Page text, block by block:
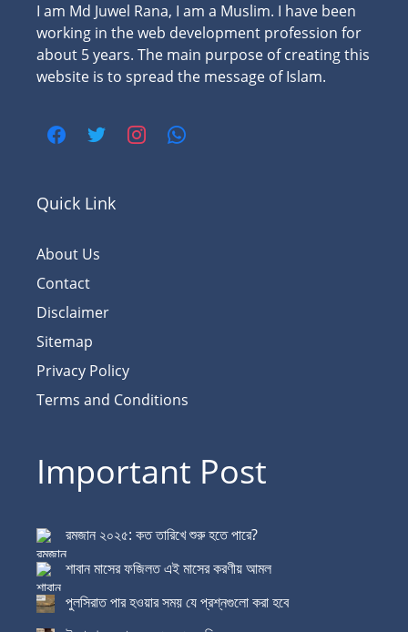
I am Md Juwel Rana, I am a Muslim. I have been
working in the web development profession for
about 5 years. The main purpose of creating this
website is to spread the message of Islam.
Quick Link
About Us
Contact
Disclaimer
Sitemap
Privacy Policy
Terms and Conditions
Important Post
রমজান ২০২৫: কত তারিখে শুরু হতে পারে?
শাবান মাসের ফজিলত এই মাসের করণীয় আমল
পুলসিরাত পার হওয়ার সময় যে প্রশ্নগুলো করা হবে